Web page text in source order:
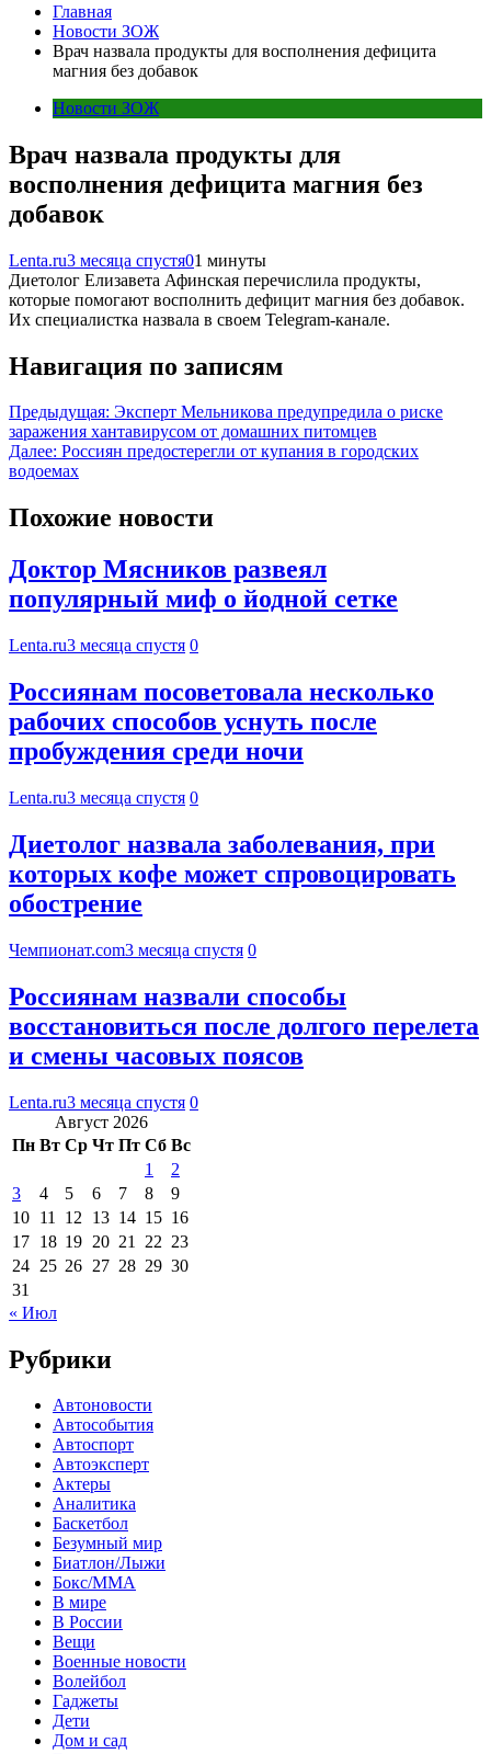
Главная
Новости ЗОЖ
Врач назвала продукты для восполнения дефицита
магния без добавок
Новости ЗОЖ
Врач назвала продукты для
восполнения дефицита магния без
добавок
Lenta.ru3 месяца спустя01 минуты
Диетолог Елизавета Афинская перечислила продукты,
которые помогают восполнить дефицит магния без добавок.
Их специалистка назвала в своем Telegram-канале.
Навигация по записям
Предыдущая: Эксперт Мельникова предупредила о риске
заражения хантавирусом от домашних питомцев
Далее: Россиян предостерегли от купания в городских
водоемах
Похожие новости
Доктор Мясников развеял
популярный миф о йодной сетке
Lenta.ru3 месяца спустя 0
Россиянам посоветовала несколько
рабочих способов уснуть после
пробуждения среди ночи
Lenta.ru3 месяца спустя 0
Диетолог назвала заболевания, при
которых кофе может спровоцировать
обострение
Чемпионат.com3 месяца спустя 0
Россиянам назвали способы
восстановиться после долгого перелета
и смены часовых поясов
Lenta.ru3 месяца спустя 0
Август 2026
Пн Вт Ср Чт Пт Сб Вс
1
2
3
4 5 6 7 8
9
10 11 12 13 14 15 16
17 18 19 20 21 22 23
24 25 26 27 28 29 30
31
« Июл
Рубрики
Автоновости
Автособытия
Автоспорт
Автоэксперт
Актеры
Аналитика
Баскетбол
Безумный мир
Биатлон/Лыжи
Бокс/MMA
В мире
В России
Вещи
Военные новости
Волейбол
Гаджеты
Дети
Дом и сад